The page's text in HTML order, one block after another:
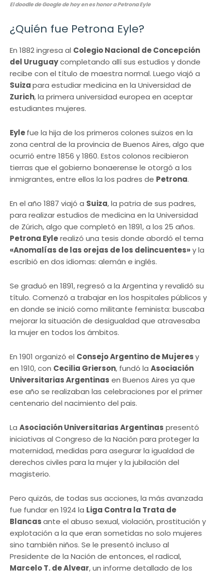
El doodle de Google de hoy en es honor a Petrona Eyle
¿Quién fue Petrona Eyle?
En 1882 ingresa al Colegio Nacional de Concepción
del Uruguaycompletando allí sus estudios y donde
recibe con el título de maestra normal. Luego viajó a
Suizapara estudiar medicina en la Universidad de
Zurich, la primera universidad europea en aceptar
estudiantes mujeres.
Eylefue la hija de los primeros colones suizos en la
zona central de la provincia de Buenos Aires, algo que
ocurrió entre 1856 y 1860. Estos colonos recibieron
tierras que el gobierno bonaerense le otorgó a los
inmigrantes, entre ellos la los padres de Petrona.
En el año 1887 viajó a Suiza, la patria de sus padres,
para realizar estudios de medicina en la Universidad
de Zúrich, algo que completó en 1891, a los 25 años.
Petrona Eylerealizó una tesis donde abordó el tema
«Anomalías de las orejas de los delincuentes»y la
escribió en dos idiomas: alemán e inglés.
Se graduó en 1891, regresó a la Argentina y revalidó su
título. Comenzó a trabajar en los hospitales públicos y
en donde se inició como militante feminista: buscaba
mejorar la situación de desigualdad que atravesaba
la mujer en todos los ámbitos.
En 1901 organizó el Consejo Argentino de Mujeresy
en 1910, con Cecilia Grierson, fundó la Asociación
Universitarias Argentinas en Buenos Aires ya que
ese año se realizaban las celebraciones por el primer
centenario del nacimiento del pais.
La Asociación Universitarias Argentinas presentó
iniciativas al Congreso de la Nación para proteger la
maternidad, medidas para asegurar la igualdad de
derechos civiles para la mujer y la jubilación del
magisterio.
Pero quizás, de todas sus acciones, la más avanzada
fue fundar en 1924 la Liga Contra la Trata de
Blancasante el abuso sexual, violación, prostitución y
explotación a la que eran sometidas no solo mujeres
sino también niños. Se le presentó incluso al
Presidente de la Nación de entonces, el radical,
Marcelo T. de Alvear, un informe detallado de los